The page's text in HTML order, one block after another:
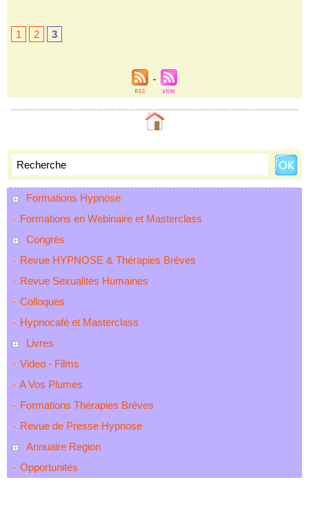
Formations Hypnose
Formations en Webinaire et Masterclass
Congrès
Revue HYPNOSE & Thérapies Brèves
Revue Sexualités Humaines
Colloques
Hypnocafé et Masterclass
Livres
Video - Films
A Vos Plumes
Formations Thérapies Brèves
Revue de Presse Hypnose
Annuaire Region
Opportunités
1 2 3